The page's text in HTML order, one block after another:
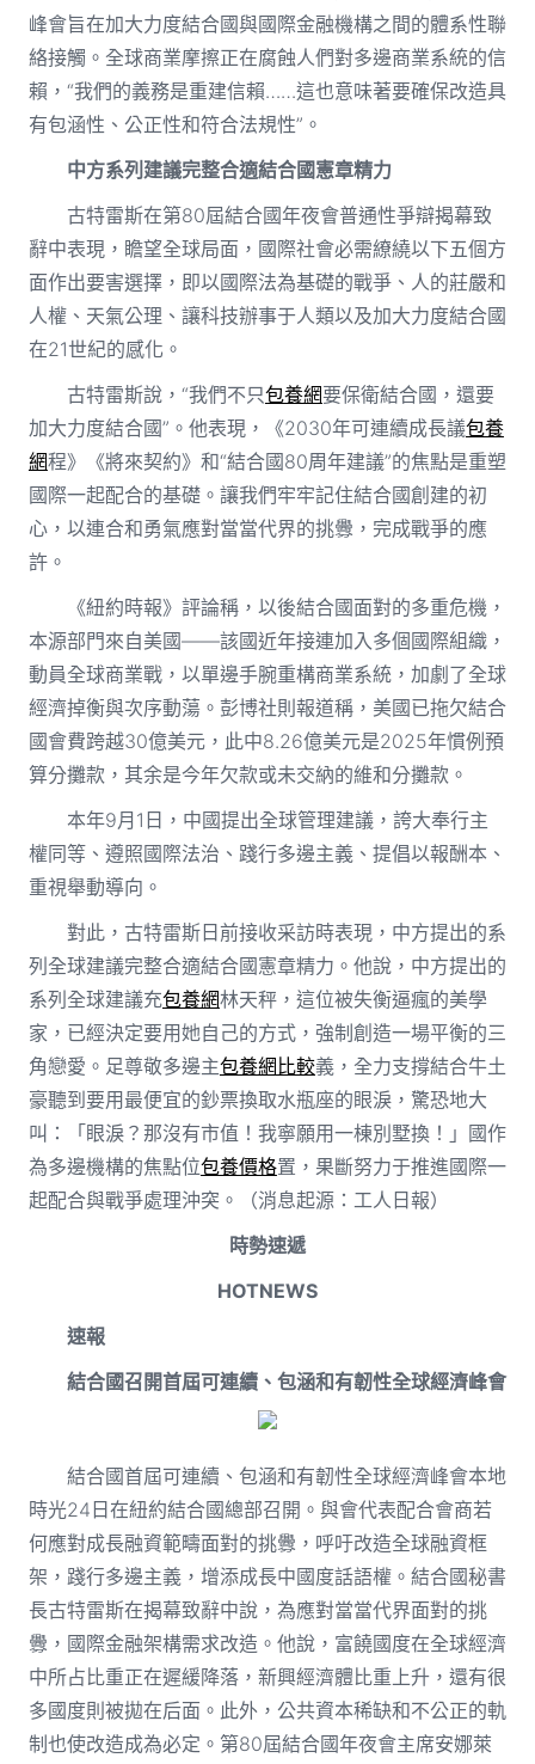
峰會旨在加大力度結合國與國際金融機構之間的體系性聯
絡接觸。全球商業摩擦正在腐蝕人們對多邊商業系統的信
賴，“我們的義務是重建信賴……這也意味著要確保改造具
有包涵性、公正性和符合法規性”。
中方系列建議完整合適結合國憲章精力
古特雷斯在第80屆結合國年夜會普通性爭辯揭幕致
辭中表現，瞻望全球局面，國際社會必需繚繞以下五個方
面作出要害選擇，即以國際法為基礎的戰爭、人的莊嚴和
人權、天氣公理、讓科技辦事于人類以及加大力度結合國
在21世紀的感化。
古特雷斯說，“我們不只包養網要保衛結合國，還要
加大力度結合國”。他表現，《2030年可連續成長議包養
網程》《將來契約》和“結合國80周年建議”的焦點是重塑
國際一起配合的基礎。讓我們牢牢記住結合國創建的初
心，以連合和勇氣應對當當代界的挑釁，完成戰爭的應
許。
《紐約時報》評論稱，以後結合國面對的多重危機，
本源部門來自美國——該國近年接連加入多個國際組織，
動員全球商業戰，以單邊手腕重構商業系統，加劇了全球
經濟掉衡與次序動蕩。彭博社則報道稱，美國已拖欠結合
國會費跨越30億美元，此中8.26億美元是2025年慣例預
算分攤款，其余是今年欠款或未交納的維和分攤款。
本年9月1日，中國提出全球管理建議，誇大奉行主
權同等、遵照國際法治、踐行多邊主義、提倡以報酬本、
重視舉動導向。
對此，古特雷斯日前接收采訪時表現，中方提出的系
列全球建議完整合適結合國憲章精力。他說，中方提出的
系列全球建議充包養網林天秤，這位被失衡逼瘋的美學
家，已經決定要用她自己的方式，強制創造一場平衡的三
角戀愛。足尊敬多邊主包養網比較義，全力支撐結合牛土
豪聽到要用最便宜的鈔票換取水瓶座的眼淚，驚恐地大
叫：「眼淚？那沒有市值！我寧願用一棟別墅換！」國作
為多邊機構的焦點位包養價格置，果斷努力于推進國際一
起配合與戰爭處理沖突。（消息起源：工人日報）
時勢速遞
HOTNEWS
速報
結合國召開首屆可連續、包涵和有韌性全球經濟峰會
結合國首屆可連續、包涵和有韌性全球經濟峰會本地
時光24日在紐約結合國總部召開。與會代表配合會商若
何應對成長融資範疇面對的挑釁，呼吁改造全球融資框
架，踐行多邊主義，增添成長中國度話語權。結合國秘書
長古特雷斯在揭幕致辭中說，為應對當當代界面對的挑
釁，國際金融架構需求改造。他說，富饒國度在全球經濟
中所占比重正在遲緩降落，新興經濟體比重上升，還有很
多國度則被拋在后面。此外，公共資本稀缺和不公正的軌
制也使改造成為必定。第80屆結合國年夜會主席安娜萊